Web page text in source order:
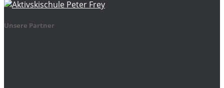
Unsere Partner